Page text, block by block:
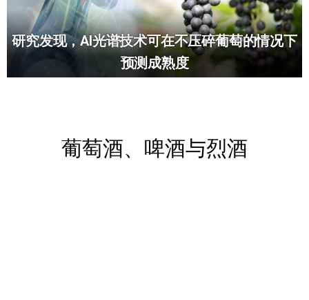
研究发现，AI光谱技术可在不压碎葡萄的情况下
预测成熟度
葡萄酒、啤酒与烈酒